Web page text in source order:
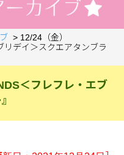
> 12/24（金）
リデイ＞スクエアタンブラ
＜フレフレ・エブ